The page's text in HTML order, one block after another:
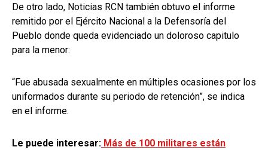
De otro lado, Noticias RCN también obtuvo el informe
remitido por el Ejército Nacional a la Defensoría del
Pueblo donde queda evidenciado un doloroso capitulo
para la menor:
“Fue abusada sexualmente en múltiples ocasiones por los
uniformados durante su periodo de retención”, se indica
en el informe.
Le puede interesar: Más de 100 militares están